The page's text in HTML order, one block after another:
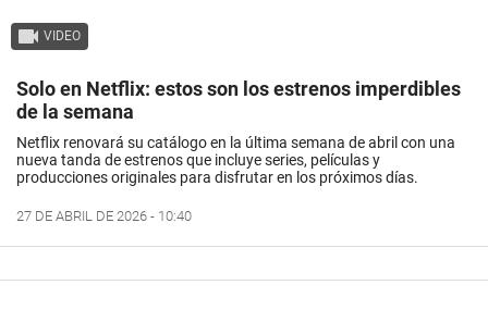
VIDEO
Solo en Netflix: estos son los estrenos imperdibles
de la semana
Netflix renovará su catálogo en la última semana de abril con una
nueva tanda de estrenos que incluye series, películas y
producciones originales para disfrutar en los próximos días.
27 DE ABRIL DE 2026 - 10:40